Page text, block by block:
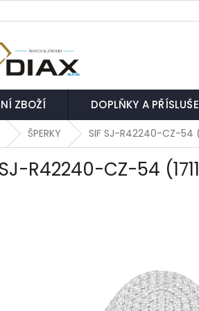
ZBOŽÍ DOPLŇKY A
ŠPERKY SIF SJ-R42240-CZ-54
R42240-CZ-54